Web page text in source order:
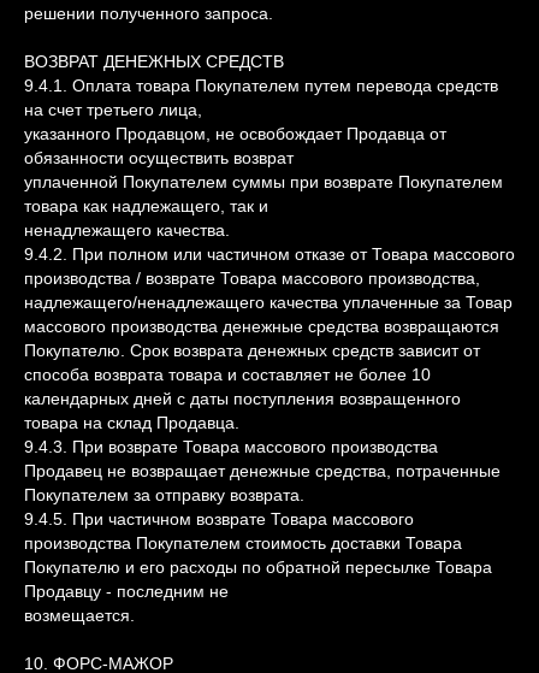
решении полученного запроса.
ВОЗВРАТ ДЕНЕЖНЫХ СРЕДСТВ
9.4.1. Оплата товара Покупателем путем перевода средств
на счет третьего лица,
указанного Продавцом, не освобождает Продавца от
обязанности осуществить возврат
уплаченной Покупателем суммы при возврате Покупателем
товара как надлежащего, так и
ненадлежащего качества.
9.4.2. При полном или частичном отказе от Товара массового
производства / возврате Товара массового производства,
надлежащего/ненадлежащего качества уплаченные за Товар
массового производства денежные средства возвращаются
Покупателю. Срок возврата денежных средств зависит от
способа возврата товара и составляет не более 10
календарных дней с даты поступления возвращенного
товара на склад Продавца.
9.4.3. При возврате Товара массового производства
Продавец не возвращает денежные средства, потраченные
Покупателем за отправку возврата.
9.4.5. При частичном возврате Товара массового
производства Покупателем стоимость доставки Товара
Покупателю и его расходы по обратной пересылке Товара
Продавцу - последним не
возмещается.
10. ФОРС-МАЖОР